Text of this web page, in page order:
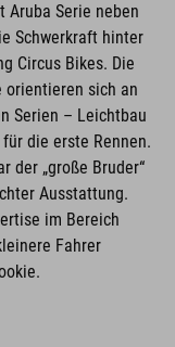
Serie neben
Schwerkraft hinter
Circus Bikes. Die
orientieren sich an
Serien – Leichtbau
die erste Rennen.
der „große Bruder“
Ausstattung.
im Bereich
Fahrer